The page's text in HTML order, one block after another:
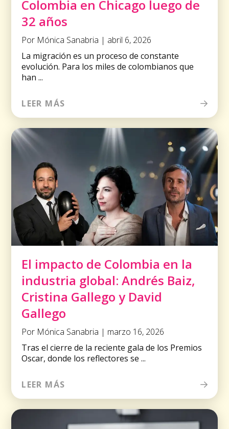
Colombia en Chicago luego de
32 años
Por Mónica Sanabria | abril 6, 2026
La migración es un proceso de constante
evolución. Para los miles de colombianos que
han ...
LEER MÁS
El impacto de Colombia en la
industria global: Andrés Baiz,
Cristina Gallego y David
Gallego
Por Mónica Sanabria | marzo 16, 2026
Tras el cierre de la reciente gala de los Premios
Oscar, donde los reflectores se ...
LEER MÁS